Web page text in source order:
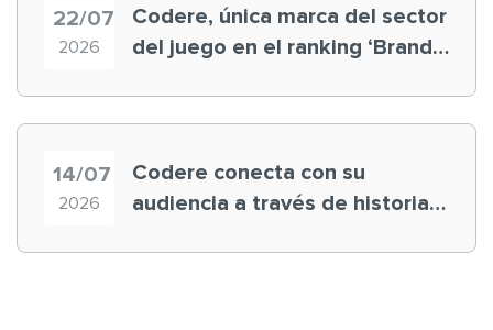
22/07
2026
Codere, única marca del sector
del juego en el ranking ‘Brand
14/07
2026
Codere conecta con su
audiencia a través de historias